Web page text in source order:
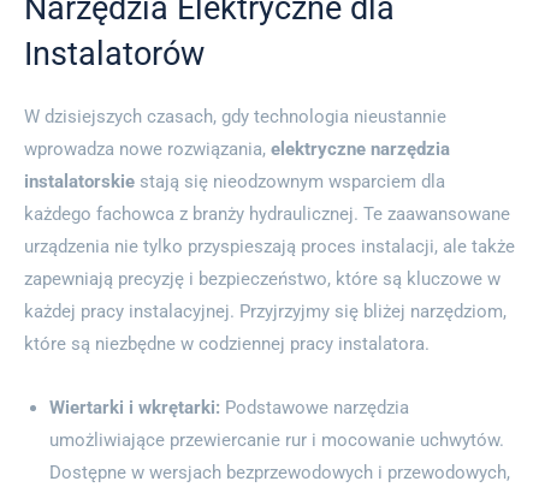
Narzędzia Elektryczne dla
Instalatorów
W dzisiejszych czasach, gdy technologia nieustannie
wprowadza nowe rozwiązania, elektryczne narzędzia
instalatorskie stają się nieodzownym wsparciem dla
każdego fachowca z branży hydraulicznej. Te zaawansowane
urządzenia nie tylko przyspieszają proces instalacji, ale także
zapewniają precyzję i bezpieczeństwo, które są kluczowe w
każdej pracy instalacyjnej. Przyjrzyjmy się bliżej narzędziom,
które są niezbędne w codziennej pracy instalatora.
Wiertarki i wkrętarki: Podstawowe narzędzia
umożliwiające przewiercanie rur i mocowanie uchwytów.
Dostępne w wersjach bezprzewodowych i przewodowych,